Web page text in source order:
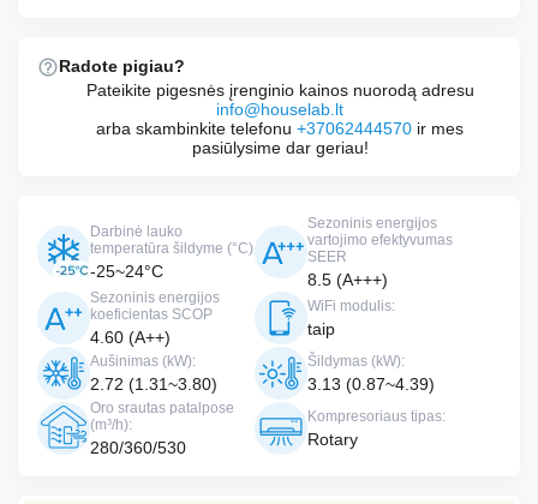
Radote pigiau?
Pateikite pigesnės įrenginio kainos nuorodą adresu
info@houselab.lt
arba skambinkite telefonu +37062444570 ir mes
pasiūlysime dar geriau!
Darbinė lauko
temperatūra šildyme (°C)
-25~24°C
Sezoninis energijos
vartojimo efektyvumas
SEER
8.5 (A+++)
Sezoninis energijos
koeficientas SCOP
4.60 (A++)
WiFi modulis:
taip
Aušinimas (kW):
2.72 (1.31~3.80)
Šildymas (kW):
3.13 (0.87~4.39)
Oro srautas patalpose
(m³/h):
280/360/530
Kompresoriaus tipas:
Rotary